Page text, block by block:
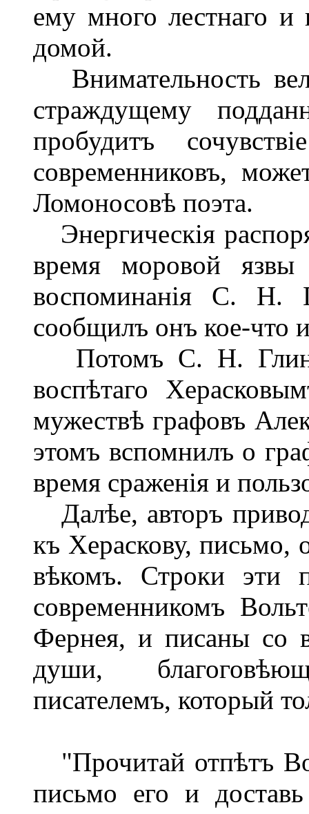
ему много лестнаго и
домой.
Внимательность
страждущему
пробудитъ
современниковъ,
Ломоносовѣ поэта.
Энергическія
время моровой
воспоминанія С. Н.
сообщилъ онъ кое-что
Потомъ С. Н.
воспѣтаго
мужествѣ графовъ
этомъ вспомнилъ о
время сраженія и
Далѣе, авторъ
къ Хераскову, письмо,
вѣкомъ. Строки эти
современникомъ
Фернея, и писаны со
души,
писателемъ, который
"Прочитай отпѣтъ
письмо его и